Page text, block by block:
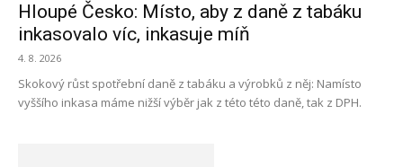
Hloupé Česko: Místo, aby z daně z tabáku
inkasovalo víc, inkasuje míň
4. 8. 2026
Skokový růst spotřební daně z tabáku a výrobků z něj: Namísto
vyššího inkasa máme nižší výběr jak z této této daně, tak z DPH.